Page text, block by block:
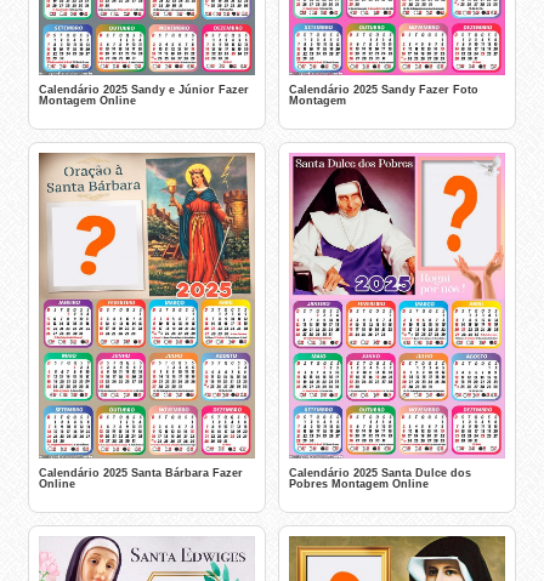
Calendário 2025 Sandy e Júnior Fazer
Montagem Online
Calendário 2025 Sandy Fazer Foto
Montagem
Calendário 2025 Santa Bárbara Fazer
Online
Calendário 2025 Santa Dulce dos
Pobres Montagem Online